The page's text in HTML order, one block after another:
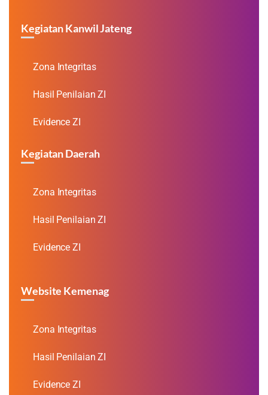
Kegiatan Kanwil Jateng
Zona Integritas
Hasil Penilaian ZI
Evidence ZI
Kegiatan Daerah
Zona Integritas
Hasil Penilaian ZI
Evidence ZI
Website Kemenag
Zona Integritas
Hasil Penilaian ZI
Evidence ZI